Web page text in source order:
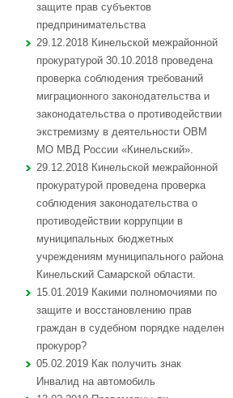
защите прав субъектов
предпринимательства
29.12.2018 Кинельской межрайонной
прокуратурой 30.10.2018 проведена
проверка соблюдения требований
миграционного законодательства и
законодательства о противодействии
экстремизму в деятельности ОВМ
МО МВД России «Кинельский».
29.12.2018 Кинельской межрайонной
прокуратурой проведена проверка
соблюдения законодательства о
противодействии коррупции в
муниципальных бюджетных
учреждениям муниципального района
Кинельский Самарской области.
15.01.2019 Какими полномочиями по
защите и восстановлению прав
граждан в судебном порядке наделен
прокурор?
05.02.2019 Как получить знак
Инвалид на автомобиль